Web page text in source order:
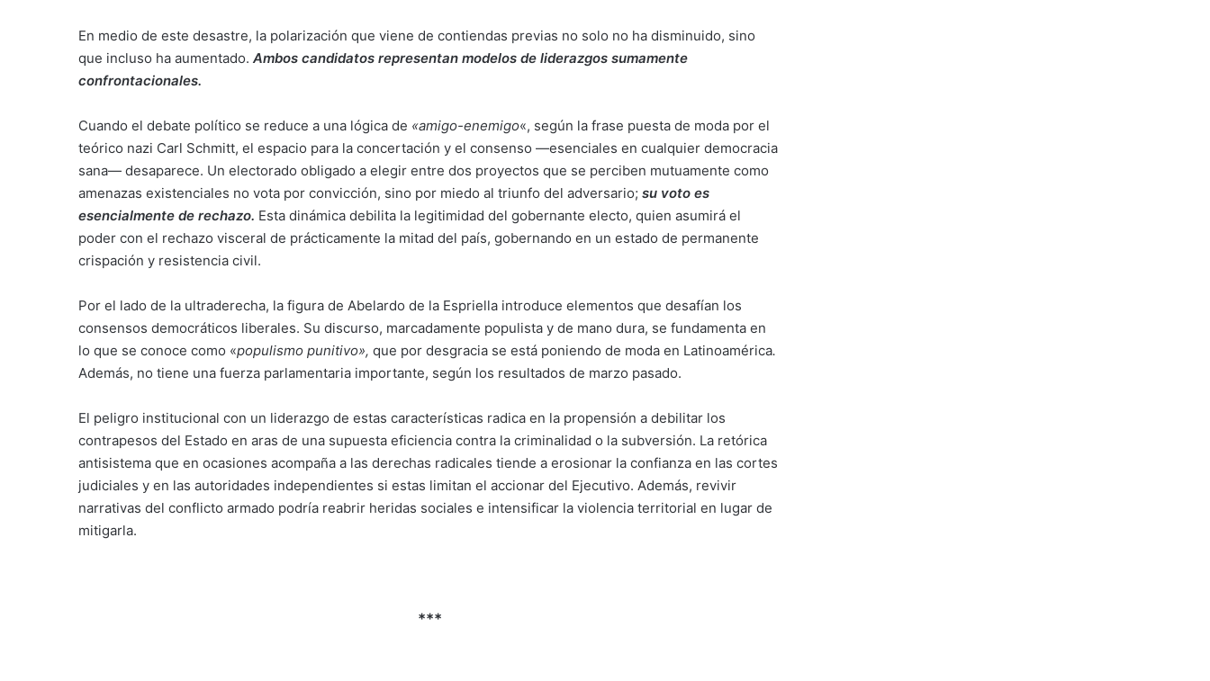
En medio de este desastre, la polarización que viene de contiendas previas no solo no ha disminuido, sino
que incluso ha aumentado. Ambos candidatos representan modelos de liderazgos sumamente
confrontacionales.
Cuando el debate político se reduce a una lógica de «amigo-enemigo«, según la frase puesta de moda por el
teórico nazi Carl Schmitt, el espacio para la concertación y el consenso —esenciales en cualquier democracia
sana— desaparece. Un electorado obligado a elegir entre dos proyectos que se perciben mutuamente como
amenazas existenciales no vota por convicción, sino por miedo al triunfo del adversario; su voto es
esencialmente de rechazo. Esta dinámica debilita la legitimidad del gobernante electo, quien asumirá el
poder con el rechazo visceral de prácticamente la mitad del país, gobernando en un estado de permanente
crispación y resistencia civil.
Por el lado de la ultraderecha, la figura de Abelardo de la Espriella introduce elementos que desafían los
consensos democráticos liberales. Su discurso, marcadamente populista y de mano dura, se fundamenta en
lo que se conoce como «populismo punitivo», que por desgracia se está poniendo de moda en Latinoamérica.
Además, no tiene una fuerza parlamentaria importante, según los resultados de marzo pasado.
El peligro institucional con un liderazgo de estas características radica en la propensión a debilitar los
contrapesos del Estado en aras de una supuesta eficiencia contra la criminalidad o la subversión. La retórica
antisistema que en ocasiones acompaña a las derechas radicales tiende a erosionar la confianza en las cortes
judiciales y en las autoridades independientes si estas limitan el accionar del Ejecutivo. Además, revivir
narrativas del conflicto armado podría reabrir heridas sociales e intensificar la violencia territorial en lugar de
mitigarla.
***